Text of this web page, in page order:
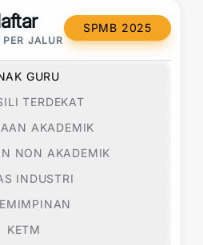
JALUR
SPMB 2025
GURU
TERDEKAT
AKADEMIK
NON AKADEMIK
INDUSTRI
KETM